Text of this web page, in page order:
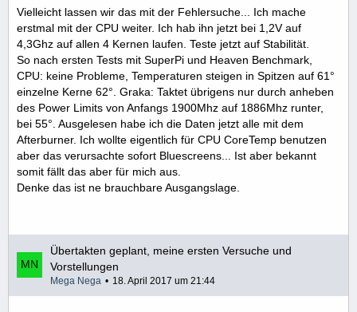
Vielleicht lassen wir das mit der Fehlersuche... Ich mache
erstmal mit der CPU weiter. Ich hab ihn jetzt bei 1,2V auf
4,3Ghz auf allen 4 Kernen laufen. Teste jetzt auf Stabilität.
So nach ersten Tests mit SuperPi und Heaven Benchmark,
CPU: keine Probleme, Temperaturen steigen in Spitzen auf 61°
einzelne Kerne 62°. Graka: Taktet übrigens nur durch anheben
des Power Limits von Anfangs 1900Mhz auf 1886Mhz runter,
bei 55°. Ausgelesen habe ich die Daten jetzt alle mit dem
Afterburner. Ich wollte eigentlich für CPU CoreTemp benutzen
aber das verursachte sofort Bluescreens... Ist aber bekannt
somit fällt das aber für mich aus.
Denke das ist ne brauchbare Ausgangslage.
Übertakten geplant, meine ersten Versuche und
Vorstellungen
Mega Nega 18. April 2017 um 21:44